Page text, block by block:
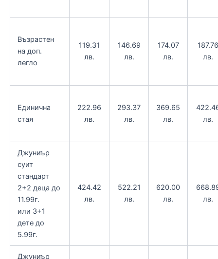
Възрастен
на доп.
легло
119.31
лв.
146.69
лв.
174.07
лв.
187.76
лв.
Единична
стая
222.96
лв.
293.37
лв.
369.65
лв.
лв.
Джуниър
суит
стандарт
2+2 деца до
11.99г.
или 3+1
дете до
5.99г.
424.42
лв.
522.21
лв.
620.00
лв.
лв.
Джуниър